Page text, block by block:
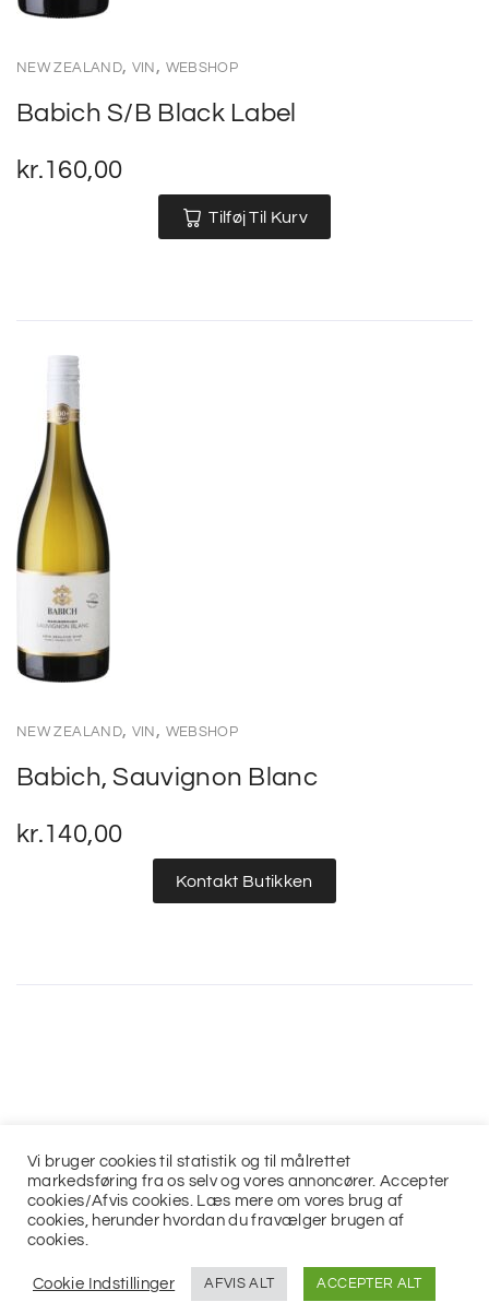
NEW ZEALAND, VIN , WEBSHOP
Babich S/B Black Label
kr.160,00
Tilføj Til Kurv
NEW ZEALAND, VIN , WEBSHOP
Babich, Sauvignon Blanc
kr.140,00
Kontakt Butikken
Vi bruger cookies til statistik og til målrettet
markedsføring fra os selv og vores annoncører. Accepter
cookies/Afvis cookies. Læs mere om vores brug af
cookies, herunder hvordan du fravælger brugen af
cookies.
Cookie Indstillinger AFVIS ALT ACCEPTER ALT